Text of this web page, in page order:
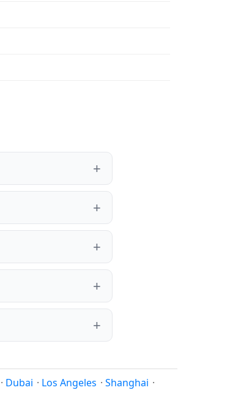
· Dubai · Los Angeles · Shanghai ·